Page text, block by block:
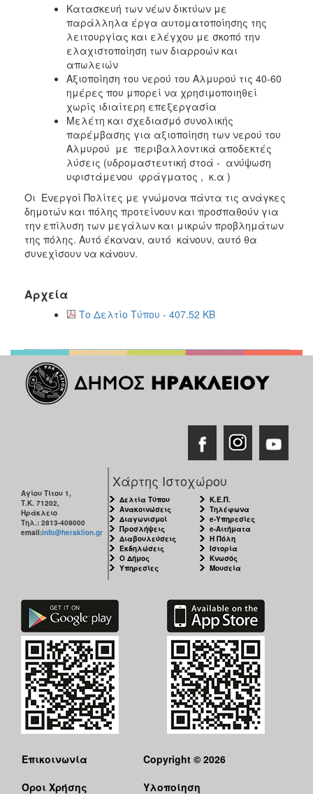
Κατασκευή των νέων δικτύων με
παράλληλα έργα αυτοματοποίησης της
λειτουργίας και ελέγχου με σκοπό την
ελαχιστοποίηση των διαρροών και
απωλειών
Αξιοποίηση του νερού του Αλμυρού τις 40-60
ημέρες που μπορεί να χρησιμοποιηθεί
χωρίς ιδιαίτερη επεξεργασία
Μελέτη και σχεδιασμό συνολικής
παρέμβασης για αξιοποίηση των νερού του
Αλμυρού με περιβαλλοντικά αποδεκτές
λύσεις (υδρομαστευτική στοά - ανύψωση
υφιστάμενου φράγματος , κ.α )
Οι Ενεργοί Πολίτες με γνώμονα πάντα τις ανάγκες
δημοτών και πόλης προτείνουν και προσπαθούν για
την επίλυση των μεγάλων και μικρών προβλημάτων
της πόλης. Αυτό έκαναν, αυτό κάνουν, αυτό θα
συνεχίσουν να κάνουν.
Αρχεία
Το Δελτίο Τύπου - 407.52 KB
Αγίου Τίτου 1,
Τ.Κ. 71202,
Ηράκλειο
Τηλ.: 2813-409000
email:info@heraklion.gr
Χάρτης Ιστοχώρου
Δελτία Τύπου
Ανακοινώσεις
Διαγωνισμοί
Προσλήψεις
Διαβουλεύσεις
Εκδηλώσεις
Ο Δήμος
Υπηρεσίες
Κ.Ε.Π.
Τηλέφωνα
e-Υπηρεσίες
e-Αιτήματα
Η Πόλη
Ιστορία
Κνωσός
Μουσεία
Επικοινωνία
Όροι Χρήσης
Copyright © 2026
Υλοποίηση